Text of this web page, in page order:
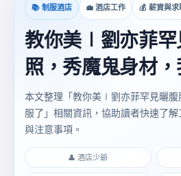
» › ›
📚 制服酒店 💼 酒店工作 💰 薪資與求
教你美∣劉亦菲罕
照，秀魔鬼身材，
本文整理「教你美∣劉亦菲罕見曬腹
服了」相關資訊，協助讀者快速了
與注意事項。
👤 酒店少爺